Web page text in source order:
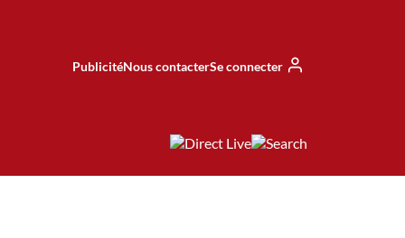
PublicitéNous contacterSe connecter